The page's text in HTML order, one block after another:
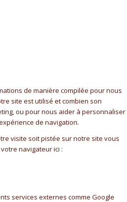
de manière compilée pour nous
site est utilisé et combien son
ou pour nous aider à personnaliser
de navigation.
visite soit pistée sur notre site vous
navigateur ici :
services externes comme Google